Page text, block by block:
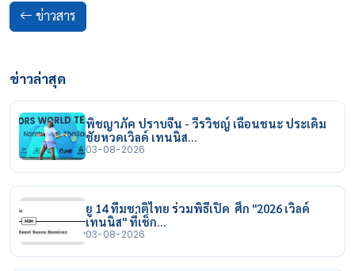
ข่าวสาร
ข่าวล่าสุด
พิชญาภัค ปราบจีน - วีรวิชญ์ เฉือนชนะ ประเดิม
ชัยหวดเวิลด์ เทนนิส…
03-08-2026
ยู 14 ทีมชาติไทย ร่วมพิธีเปิด ศึก "2026 เวิลด์
เทนนิส" ที่เช็ก…
03-08-2026